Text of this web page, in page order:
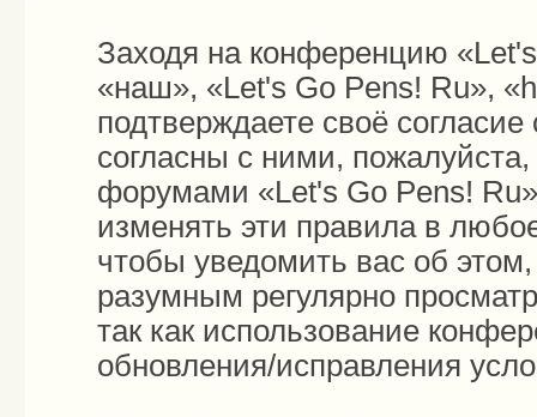
Заходя на конференцию
«наш», «Let's Go Pens! Ru»,
подтверждаете своё
согласны с ними,
форумами «Let's Go Pens!
изменять эти правила в
чтобы уведомить вас об
разумным регулярно
так как использование
обновления/исправления